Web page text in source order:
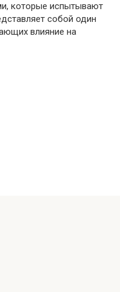
которые испытывают
собой один
влияние на